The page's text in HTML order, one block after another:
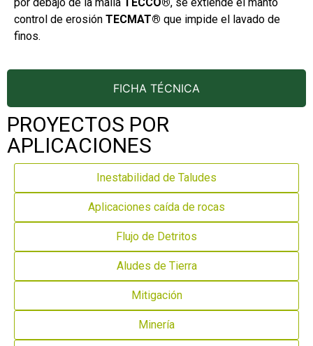
FICHA TÉCNICA
por debajo de la malla TECCO®, se extiende el manto
control de erosión TECMAT® que impide el lavado de
finos.
PROYECTOS POR
APLICACIONES
Inestabilidad de Taludes
Aplicaciones caída de rocas
Flujo de Detritos
Aludes de Tierra
Mitigación
Minería